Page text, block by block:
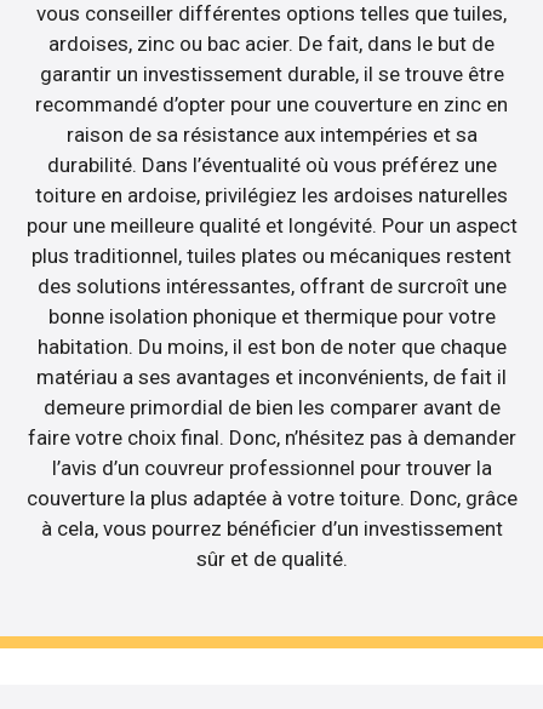
vous conseiller différentes options telles que tuiles,
ardoises, zinc ou bac acier. De fait, dans le but de
garantir un investissement durable, il se trouve être
recommandé d’opter pour une couverture en zinc en
raison de sa résistance aux intempéries et sa
durabilité. Dans l’éventualité où vous préférez une
toiture en ardoise, privilégiez les ardoises naturelles
pour une meilleure qualité et longévité. Pour un aspect
plus traditionnel, tuiles plates ou mécaniques restent
des solutions intéressantes, offrant de surcroît une
bonne isolation phonique et thermique pour votre
habitation. Du moins, il est bon de noter que chaque
matériau a ses avantages et inconvénients, de fait il
demeure primordial de bien les comparer avant de
faire votre choix final. Donc, n’hésitez pas à demander
l’avis d’un couvreur professionnel pour trouver la
couverture la plus adaptée à votre toiture. Donc, grâce
à cela, vous pourrez bénéficier d’un investissement
sûr et de qualité.